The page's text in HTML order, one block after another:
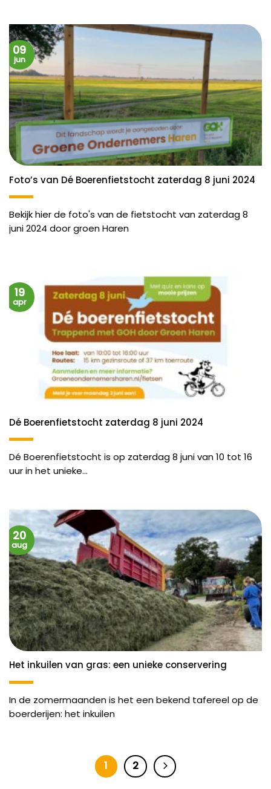
Foto’s van Dé Boerenfietstocht zaterdag 8 juni 2024
Bekijk hier de foto's van de fietstocht van zaterdag 8
juni 2024 door groen Haren
09
jun
Dé Boerenfietstocht zaterdag 8 juni 2024
Dé Boerenfietstocht is op zaterdag 8 juni van 10 tot 16
uur in het unieke...
19
apr
Het inkuilen van gras: een unieke conservering
In de zomermaanden is het een bekend tafereel op de
boerderijen: het inkuilen
20
aug
1 2